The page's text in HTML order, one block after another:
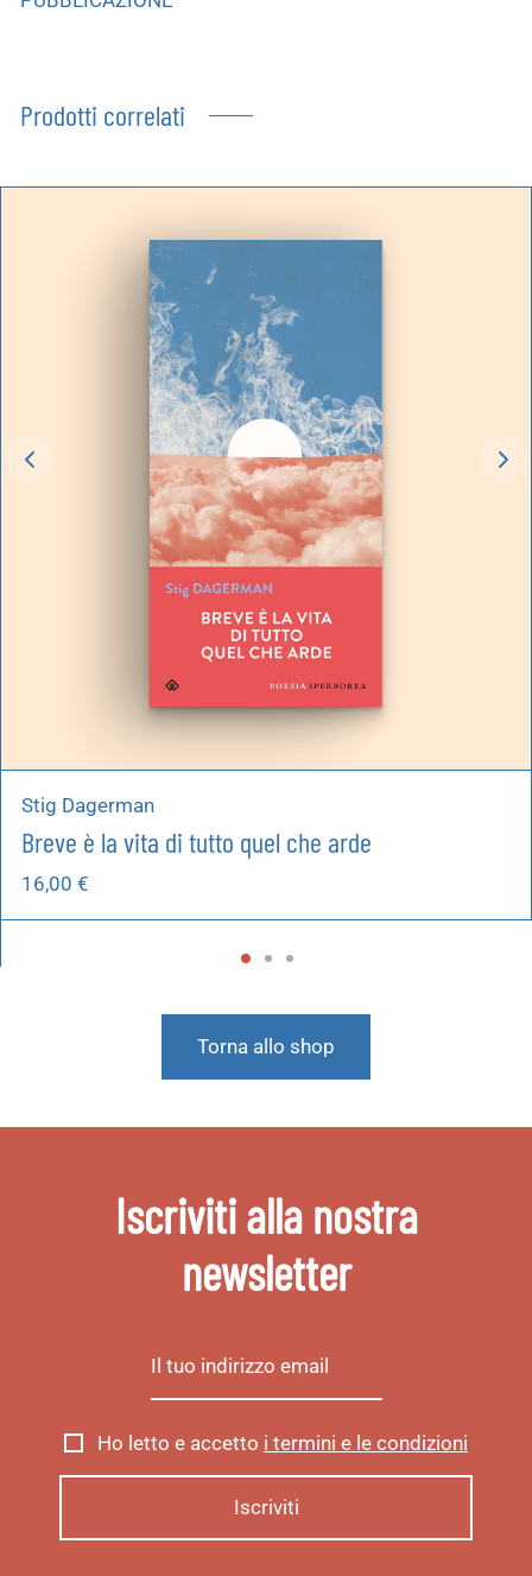
Prodotti correlati
Stig Dagerman
Breve è la vita di tutto quel che arde
16,00 €
Torna allo shop
Iscriviti alla nostra
newsletter
Ho letto e accetto i termini e le condizioni